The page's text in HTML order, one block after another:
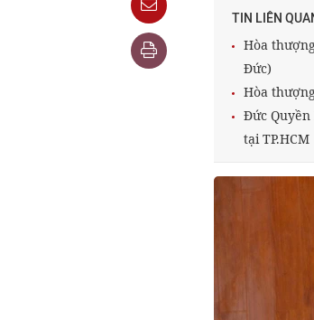
TIN LIÊN
Hòa
Đức)
Hòa
Đức Quyền
tại TP.HCM